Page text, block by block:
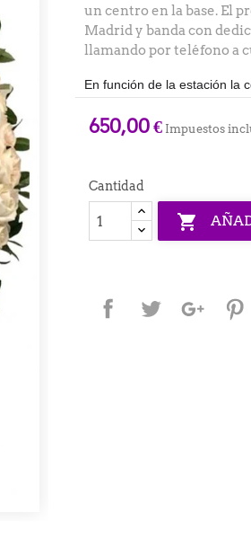
un centro en la base. El
Madrid y banda con
llamando por teléfono a
En función de la estación la
650,00 € Impuestos
Cantidad

CompartirTuitear